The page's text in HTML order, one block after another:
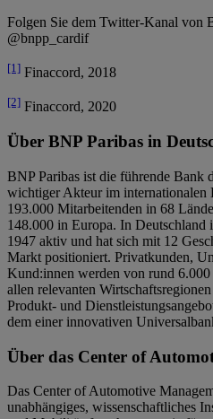
Folgen Sie dem Twitter-Kanal von
@bnpp_cardif
[1] Finaccord, 2018
[2] Finaccord, 2020
Über BNP Paribas in
BNP Paribas ist die führende Bank
wichtiger Akteur im internationalen
193.000 Mitarbeitenden in 68
148.000 in Europa. In Deutschland
1947 aktiv und hat sich mit 12
Markt positioniert. Privatkunden,
Kund:innen werden von rund
allen relevanten
Produkt- und
dem einer innovativen
Über das Center of
Das Center of Automotive
unabhängiges, wissenschaftliches